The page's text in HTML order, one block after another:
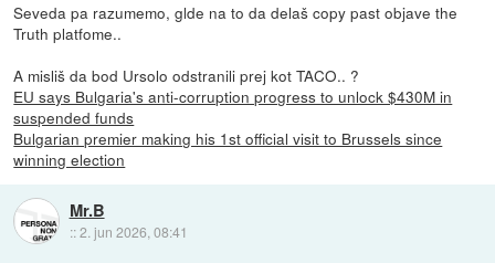
Seveda pa razumemo, glde na to da delaš copy past objave the
Truth platfome..
A misliš da bod Ursolo odstranili prej kot TACO.. ?
EU says Bulgaria's anti-corruption progress to unlock $430M in
suspended funds
Bulgarian premier making his 1st official visit to Brussels since
winning election
Mr.B
::2. jun 2026, 08:41